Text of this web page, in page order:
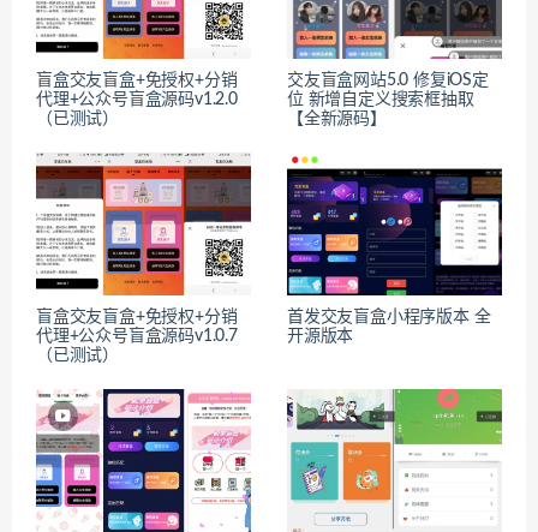
盲盒交友盲盒+免授权+分销
代理+公众号盲盒源码v1.2.0
（已测试）
交友盲盒网站5.0 修复iOS定
位 新增自定义搜索框抽取
【全新源码】
盲盒交友盲盒+免授权+分销
代理+公众号盲盒源码v1.0.7
（已测试）
首发交友盲盒小程序版本 全
开源版本